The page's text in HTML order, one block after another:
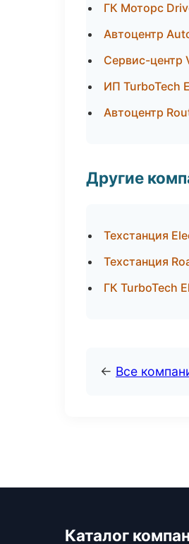
ГК Моторс
Автоцентр
Сервис-центр
ИП TurboTech
Автоцентр
Другие
Техстанция
Техстанция
ГК TurboTech
← Все
Каталог